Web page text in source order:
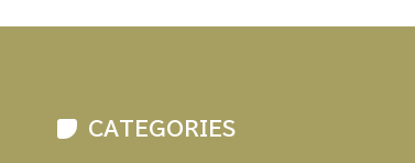
CATEGORIES